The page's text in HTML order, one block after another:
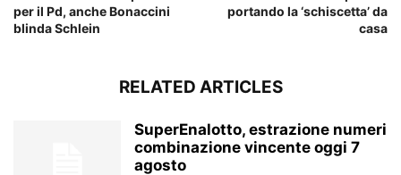
per il Pd, anche Bonaccini
blinda Schlein
portando la ‘schiscetta’ da
casa
RELATED ARTICLES
SuperEnalotto, estrazione numeri
combinazione vincente oggi 7
agosto